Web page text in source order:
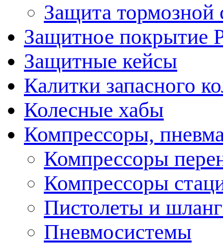
Защита тормозной
Защитное покрытие
Защитные кейсы
Калитки запасного
Колесные хабы
Компрессоры,
Компрессоры
Компрессоры
Пистолеты и
Пневмосистемы